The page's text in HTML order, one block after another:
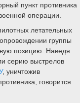
пункт противника
операции.
летательных
группы
позицию. Наведя
серию выстрелов
, уничтожив
говорится